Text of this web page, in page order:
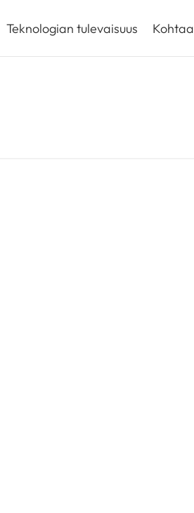
Teknologian tulevaisuus